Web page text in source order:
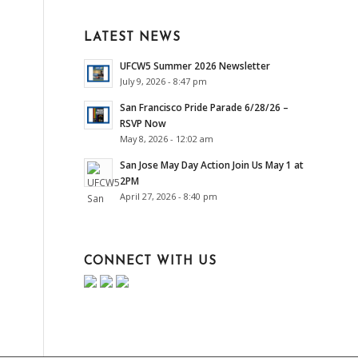
LATEST NEWS
UFCW5 Summer 2026 Newsletter
July 9, 2026 - 8:47 pm
San Francisco Pride Parade 6/28/26 –
RSVP Now
May 8, 2026 - 12:02 am
San Jose May Day Action Join Us May 1 at
2PM
April 27, 2026 - 8:40 pm
CONNECT WITH US